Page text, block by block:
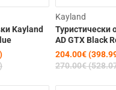
Kayland
Kayland
Туристически
AD GTX Black
204.00€
270.00€